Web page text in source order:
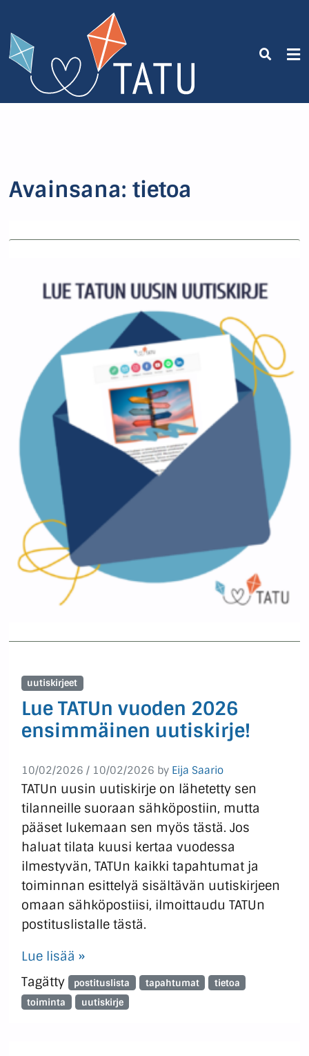
Avainsana:tietoa
uutiskirjeet
Lue TATUn vuoden 2026
ensimmäinen uutiskirje!
10/02/2026 / 10/02/2026 by Eija Saario
TATUn uusin uutiskirje on lähetetty sen
tilanneille suoraan sähköpostiin, mutta
pääset lukemaan sen myös tästä. Jos
haluat tilata kuusi kertaa vuodessa
ilmestyvän, TATUn kaikki tapahtumat ja
toiminnan esittelyä sisältävän uutiskirjeen
omaan sähköpostiisi, ilmoittaudu TATUn
postituslistalle tästä.
Lue lisää »
Tagätty
postituslista tapahtumat
tietoa
toiminta
uutiskirje